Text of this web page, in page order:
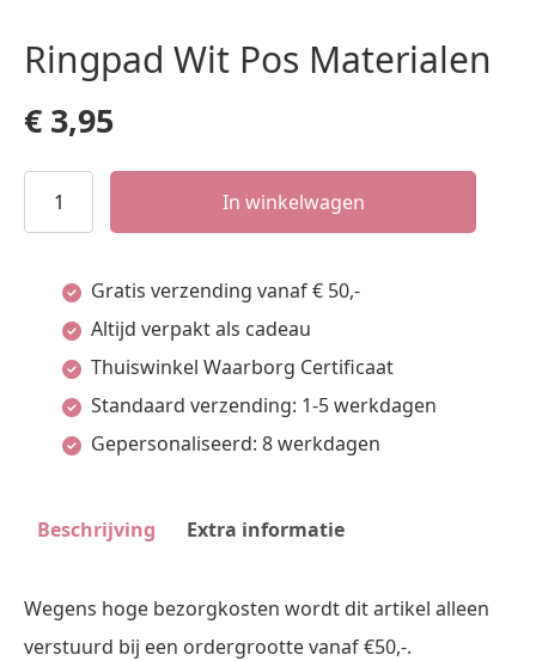
Ringpad Wit Pos Materialen
€ 3,95
Ringpad
Wit
Materialen
aantal
In winkelwagen
Gratis verzending vanaf € 50,-
Altijd verpakt als cadeau
Thuiswinkel Waarborg Certificaat
Standaard verzending: 1-5 werkdagen
Gepersonaliseerd: 8 werkdagen
Beschrijving Extra informatie
Wegens hoge bezorgkosten wordt dit artikel alleen
verstuurd bij een ordergrootte vanaf €50,-.